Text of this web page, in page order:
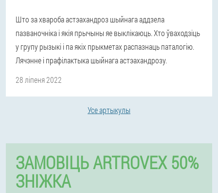
Што за хвароба астэахандроз шыйнага аддзела
пазваночніка і якія прычыны яе выклікаюць. Хто ўваходзіць
у групу рызыкі і па якіх прыкметах распазнаць паталогію.
Лячэнне і прафілактыка шыйнага астэахандрозу.
28 ліпеня 2022
Усе артыкулы
ЗАМОВІЦЬ ARTROVEX 50%
ЗНІЖКА